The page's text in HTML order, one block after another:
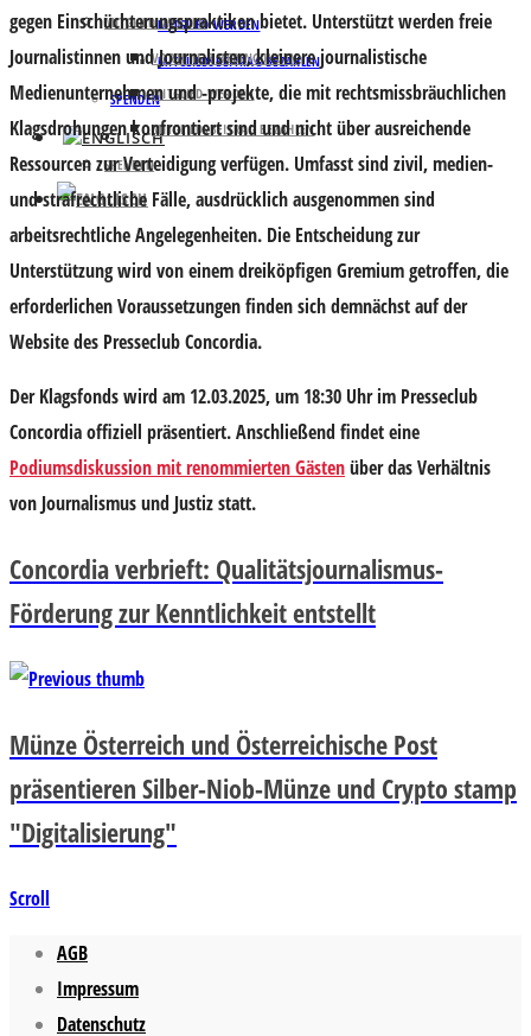
MITGLIED WERDEN
MITGLIEDSBEITRAG BEZAHLEN
SPENDEN
MITGLIED WERDEN
VORTEILE & BEDINGUNGEN
MITGLIED WERDEN
MITGLIEDSBEITRAG BEZAHLEN
SPENDEN
gegen Einschüchterungspraktiken bietet. Unterstützt werden freie
Journalistinnen und Journalisten, kleinere journalistische
Medienunternehmen und -projekte, die mit rechtsmissbräuchlichen
Klagsdrohungen konfrontiert sind und nicht über ausreichende
Ressourcen zur Verteidigung verfügen. Umfasst sind zivil, medien-
und strafrechtliche Fälle, ausdrücklich ausgenommen sind
arbeitsrechtliche Angelegenheiten. Die Entscheidung zur
Unterstützung wird von einem dreiköpfigen Gremium getroffen, die
erforderlichen Voraussetzungen finden sich demnächst auf der
Website des Presseclub Concordia.
Der Klagsfonds wird am 12.03.2025, um 18:30 Uhr im Presseclub
Concordia offiziell präsentiert. Anschließend findet eine
Podiumsdiskussion mit renommierten Gästenüber das Verhältnis
von Journalismus und Justiz statt.
Concordia verbrieft: Qualitätsjournalismus-
Förderung zur Kenntlichkeit entstellt
Münze Österreich und Österreichische Post
präsentieren Silber-Niob-Münze und Crypto stamp
"Digitalisierung"
Scroll
AGB
Impressum
Datenschutz